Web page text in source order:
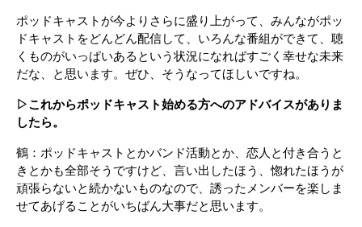
ポッドキャストが今よりさらに盛り上がって、みんながポッ
ドキャストをどんどん配信して、いろんな番組ができて、聴
くものがいっぱいあるという状況になればすごく幸せな未来
だな、と思います。ぜひ、そうなってほしいですね。
▷これからポッドキャスト始める方へのアドバイスがありま
したら。
鶴：ポッドキャストとかバンド活動とか、恋人と付き合うと
きとかも全部そうですけど、言い出したほう、惚れたほうが
頑張らないと続かないものなので、誘ったメンバーを楽しま
せてあげることがいちばん大事だと思います。